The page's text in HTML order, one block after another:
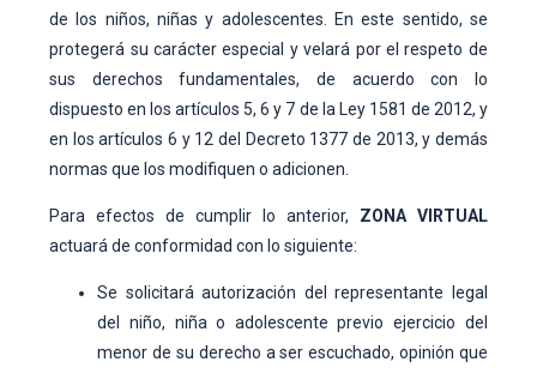
de los niños, niñas y adolescentes. En este sentido, se
protegerá su carácter especial y velará por el respeto de
sus derechos fundamentales, de acuerdo con lo
dispuesto en los artículos 5, 6 y 7 de la Ley 1581 de 2012, y
en los artículos 6 y 12 del Decreto 1377 de 2013, y demás
normas que los modifiquen o adicionen.
Para efectos de cumplir lo anterior, ZONA VIRTUAL
actuará de conformidad con lo siguiente:
Se solicitará autorización del representante legal
del niño, niña o adolescente previo ejercicio del
menor de su derecho a ser escuchado, opinión que